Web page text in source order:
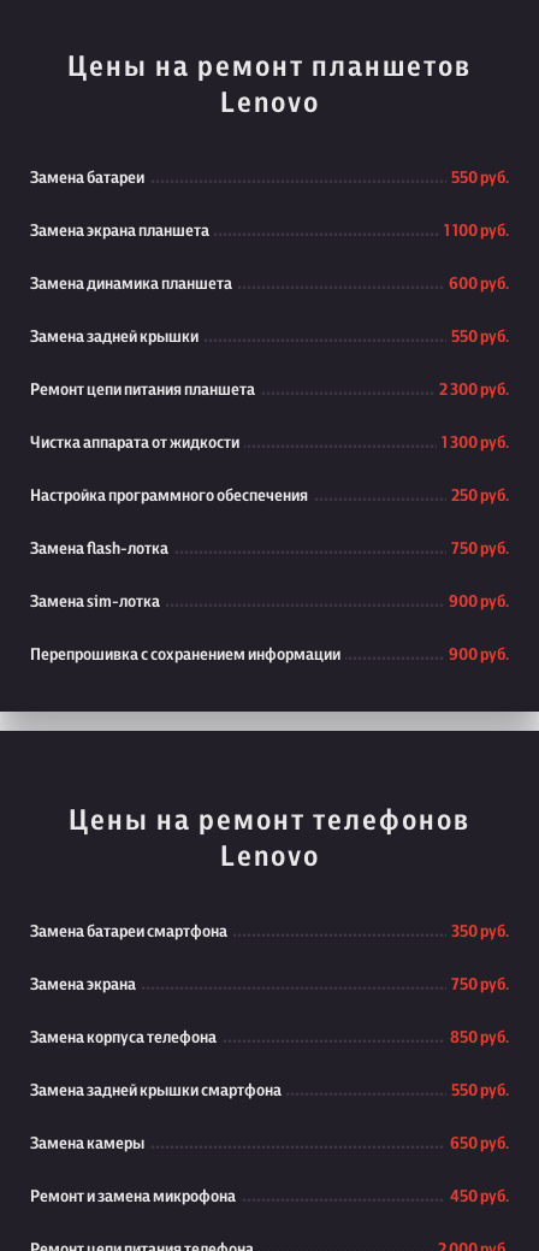
Цены на ремонт планшетов
Lenovo
Замена батареи 550 руб.
Замена экрана планшета 1 100 руб.
Замена динамика планшета 600 руб.
Замена задней крышки 550 руб.
Ремонт цепи питания планшета 2 300 руб.
Чистка аппарата от жидкости 1 300 руб.
Настройка программного обеспечения 250 руб.
Замена flash-лотка 750 руб.
Замена sim-лотка 900 руб.
Перепрошивка с сохранением информации 900 руб.
Цены на ремонт телефонов
Lenovo
Замена батареи смартфона 350 руб.
Замена экрана 750 руб.
Замена корпуса телефона 850 руб.
Замена задней крышки смартфона 550 руб.
Замена камеры 650 руб.
Ремонт и замена микрофона 450 руб.